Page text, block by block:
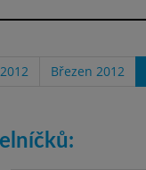
Březen 2012